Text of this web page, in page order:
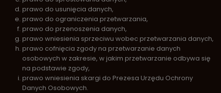
prawo do usunięcia danych,
prawo do ograniczenia przetwarzania,
prawo do przenoszenia danych,
prawo wniesienia sprzeciwu wobec przetwarzania danych,
prawo cofnięcia zgody na przetwarzanie danych
osobowych w zakresie, w jakim przetwarzanie odbywa się
na podstawie zgody,
prawo wniesienia skargi do Prezesa Urzędu Ochrony
Danych Osobowych.